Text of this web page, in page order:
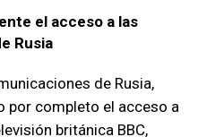
el acceso a las
Rusia
de Rusia,
por completo el acceso a
británica BBC,